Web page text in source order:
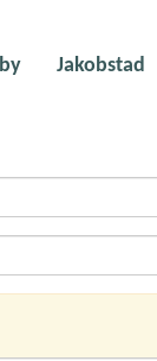
Jakobstad